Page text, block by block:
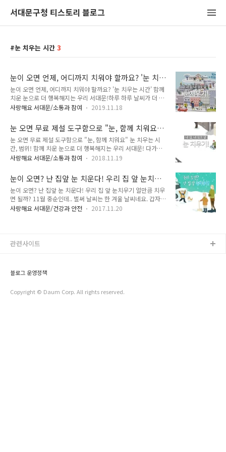
서대문구청 티스토리 블로그
눈 치우는 시간 3
눈이 오면 언제, 어디까지 치워야 할까요? '눈 치
우는 시간'
눈이 오면 언제, 어디까지 치워야 할까요? '눈 치우는 시간' 함께
치운 눈으로 더 행복해지는 우리 서대문!하루 하루 날씨가 더 쌀
쌀해지고 있습니다. 겨울이 코 앞으로 다가왔는데요. 겨울이 되
눈을 치워주세요!! 눈이 오면 어떻게 해야 할까요?□ 가정에서-
집, 점포 앞 도로, 지붕에 내린 눈을 치우고, 집 주변 빙판길에 모
래나 제설제를 뿌려 안전 사고에 대비한다.- 노후가옥은 지붕,
벽, 계량기, 수도관 등을 미리 점검, 수리한다. □ 외출 시- 미끄
러지지 않도록 바락이 넓은 운동화, 등산화, 보온 장갑을 착용하
시- 눈 피해 대비용 안전장구(스노우체인, 부스터체인, 견인로..
사랑해요 서대문/소통과 참여 2019.11.18
눈 오면 무료 제설 도구함으로 "눈, 함께 치워요"
눈 치우는 시간, 범위!
눈 오면 무료 제설 도구함으로 "눈, 함께 치워요" 눈 치우는 시
간, 범위! 함께 치운 눈으로 더 행복해지는 우리 서대문! 다가오
는 겨울, 눈이 오면 우리 집, 점포 앞 도로, 지붕에 내린 눈을 치워
볼까요^^ 눈 치우는 시간 ● 주간 : 눈이 그친 후 4시간 이내 ●
야간 : 다음 날 오전 11시까지 ※ 단, 눈이 10cm 이상 오는 날은
24시간 이내 ※ 2006년부터 건축물관리자의 제설·제빙에 관한
조례 시행 눈 치우는 범위 ▲ 사진=서울시 제설대책 리플렛 ※
2006년부터 서울특별시 건축물관리자의 제설·제빙에 관한 조
사랑해요 서대문/소통과 참여 2018.11.19
눈이 오면? 난 집앞 눈 치운다! 우리 집 앞 눈치우
기 얼만큼 치우면 될까?
눈이 오면? 난 집앞 눈 치운다! 우리 집 앞 눈치우기 얼만큼 치우
면 될까? 11월 중순인데.. 벌써 날씨는 한 겨울 날씨네요. 갑자기
추워진 날씨에 적응 안되시죠!? 추위가 일찍 찾아오면서 곳곳 눈
도 제일 먼저 이 생각이 들곤 합니다^^ 하지만 눈이 오면 함께
면 이렇게 해주세요! ○ 집·점포 앞 도로, 지붕에 내린 눈을 치우
사랑해요 서대문/건강과 안전 2017.11.20
블로그 운영정책
Copyright © Daum Corp. All rights reserved.
관련사이트